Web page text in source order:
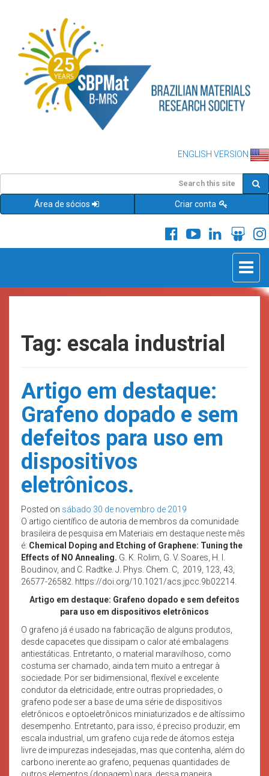
ENGLISH VERSION
Área de sócios Criar conta
Toggle
Tag: escala industrial
Artigo em destaque:
Grafeno dopado e sem
defeitos para uso em
dispositivos
eletrônicos.
Posted on sábado 30 de novembro de 2019
O artigo científico de autoria de membros da comunidade
brasileira de pesquisa em Materiais em destaque neste mês
é: Chemical Doping and Etching of Graphene: Tuning the
Effects of NO Annealing. G. K. Rolim, G. V. Soares, H. I.
Boudinov, and C. Radtke. J. Phys. Chem. C, 2019, 123, 43,
26577-26582. https://doi.org/10.1021/acs.jpcc.9b02214.
Artigo em destaque: Grafeno dopado e sem defeitos
para uso em dispositivos eletrônicos
O grafeno já é usado na fabricação de alguns produtos,
desde capacetes que dissipam o calor até embalagens
antiestáticas. Entretanto, o material maravilhoso, como
costuma ser chamado, ainda tem muito a entregar à
sociedade. Por ser bidimensional, flexível e excelente
condutor da eletricidade, entre outras propriedades, o
grafeno pode ser a base de uma série de dispositivos
eletrônicos e optoeletrônicos miniaturizados e de altíssimo
desempenho. Entretanto, para isso, é preciso produzir, em
escala industrial, um grafeno cuja rede de átomos esteja
livre de impurezas indesejadas, mas que contenha, além do
carbono inerente ao grafeno, pequenas quantidades de